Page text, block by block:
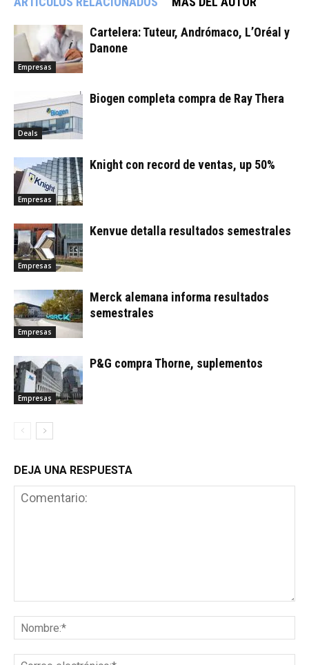
Empresas
Cartelera: Tuteur, Andrómaco, L’Oréal y
Danone
Deals
Biogen completa compra de Ray Thera
Empresas
Knight con record de ventas, up 50%
Empresas
Kenvue detalla resultados semestrales
Empresas
Merck alemana informa resultados
semestrales
Empresas
P&G compra Thorne, suplementos
DEJA UNA RESPUESTA